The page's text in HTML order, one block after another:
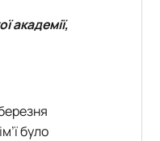
академії,
було